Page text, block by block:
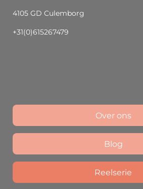
4105 GD Culemborg
+31(0)615267479
Over ons
Blog
Reelserie